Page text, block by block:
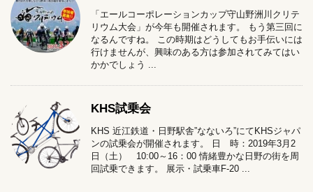
「エールコーポレーションカップ守山野洲川クリテ
リウム大会」が今年も開催されます。 もう第三回に
なるんですね。 この時期はどうしてもお手伝いには
行けませんが、興味のある方は参加されてみてはい
かかでしょう ...
KHS試乗会
KHS 近江鉄道・日野駅舎”なないろ”にてKHSジャパ
ンの試乗会が開催されます。 日 時：2019年3月2
日（土） 10:00～16：00 情緒豊かな日野の街を周
回試乗できます。 展示・試乗車F-20 ...